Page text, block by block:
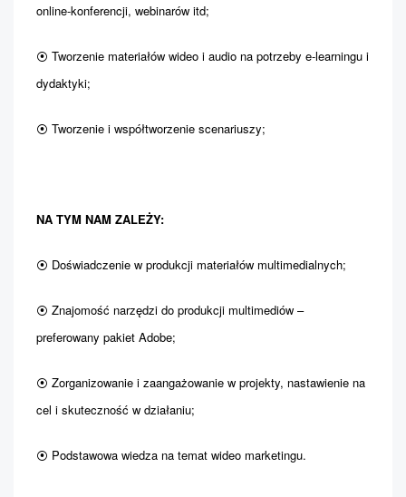
online-konferencji, webinarów itd;
⦿ Tworzenie materiałów wideo i audio na potrzeby e-learningu i
dydaktyki;
⦿ Tworzenie i współtworzenie scenariuszy;
NA TYM NAM ZALEŻY:
⦿ Doświadczenie w produkcji materiałów multimedialnych;
⦿ Znajomość narzędzi do produkcji multimediów –
preferowany pakiet Adobe;
⦿ Zorganizowanie i zaangażowanie w projekty, nastawienie na
cel i skuteczność w działaniu;
⦿ Podstawowa wiedza na temat wideo marketingu.